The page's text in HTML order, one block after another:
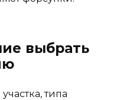
выбрать
типа